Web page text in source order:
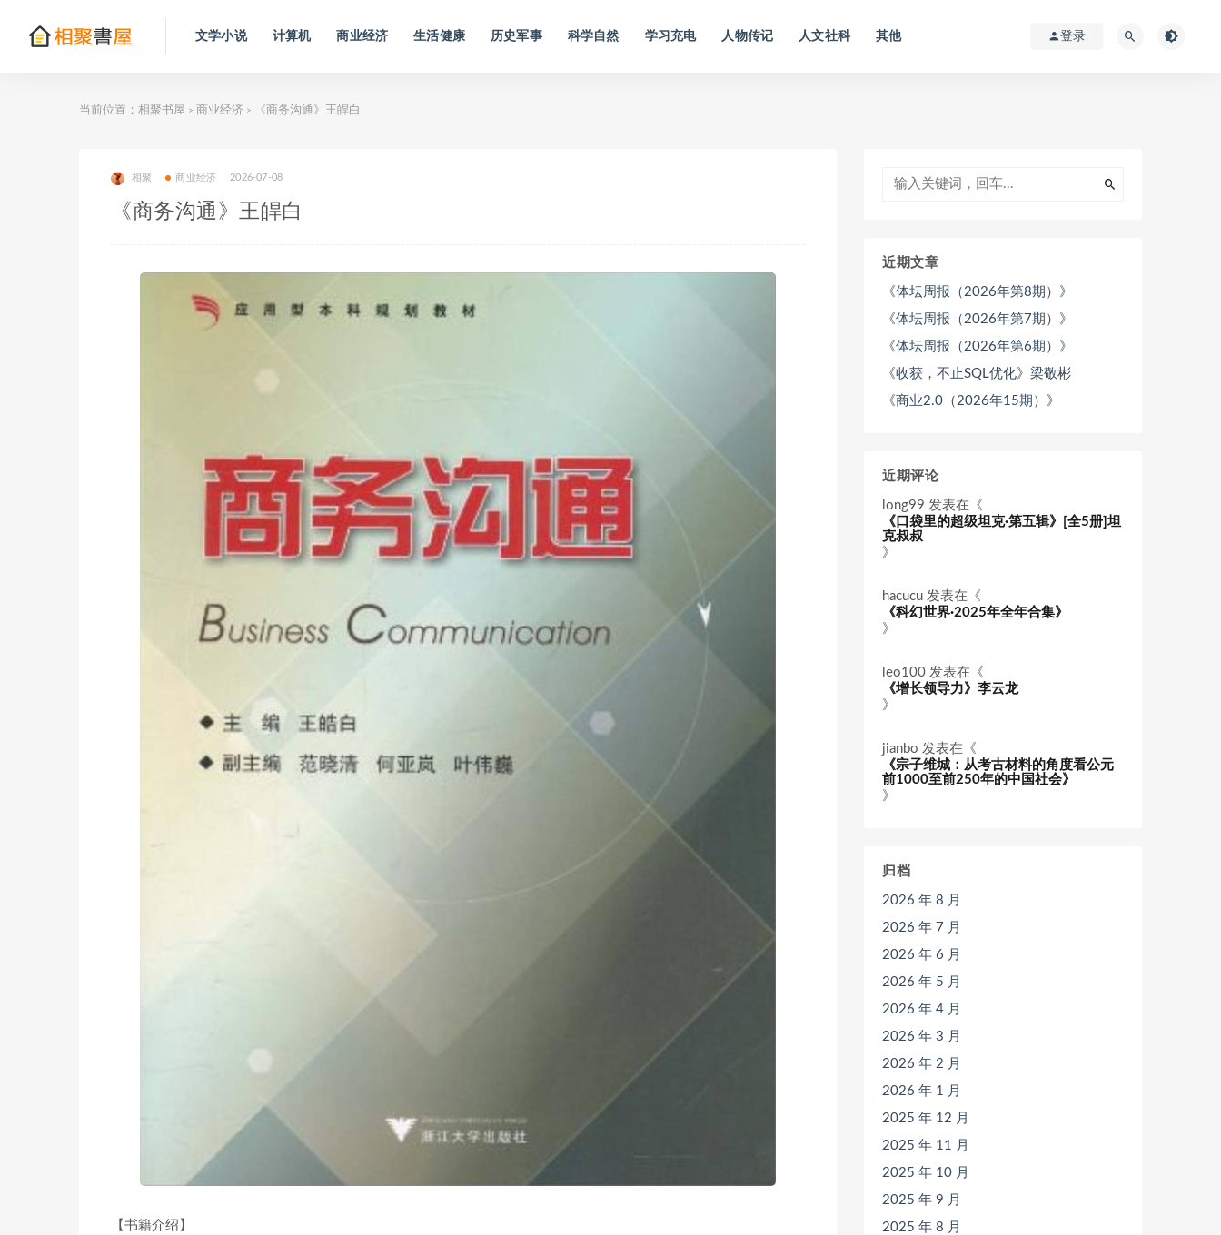
文学小说 计算机 商业经济 生活健康 历史军事 科学自然 学习充电 人物传记 人文社科 其他 登录
当前位置： 相聚书屋 > 商业经济 > 《商务沟通》王皔白
相聚 商业经济 2026-07-08
《商务沟通》王皔白
【书籍介绍】
近期文章
《体坛周报（2026年第8期）》
《体坛周报（2026年第7期）》
《体坛周报（2026年第6期）》
《收获，不止SQL优化》梁敬彬
《商业2.0（2026年15期）》
近期评论
long99 发表在《
《口袋里的超级坦克·第五辑》[全5册]坦
克叔叔
》
hacucu 发表在《
《科幻世界·2025年全年合集》
》
leo100 发表在《
《增长领导力》李云龙
》
jianbo 发表在《
《宗子维城：从考古材料的角度看公元
前1000至前250年的中国社会》
》
归档
2026 年 8 月
2026 年 7 月
2026 年 6 月
2026 年 5 月
2026 年 4 月
2026 年 3 月
2026 年 2 月
2026 年 1 月
2025 年 12 月
2025 年 11 月
2025 年 10 月
2025 年 9 月
2025 年 8 月